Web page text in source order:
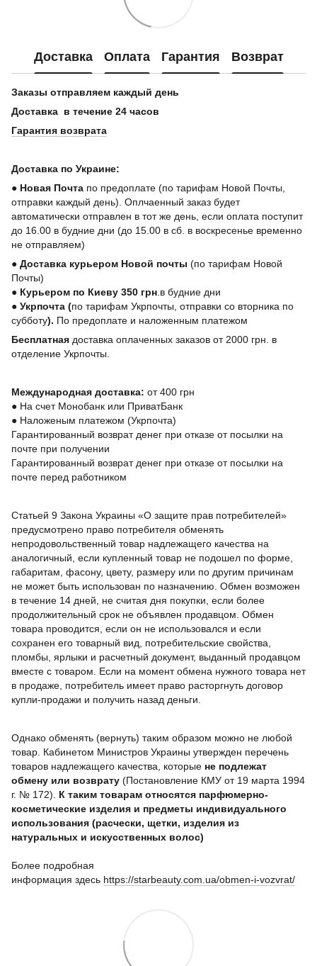
Доставка Оплата Гарантия Возврат
Заказы отправляем каждый день
Доставка в течение 24 часов
Гарантия возврата
Доставка по Украине:
● Новая Почта по предоплате (по тарифам Новой Почты,
отправки каждый день). Оплчаенный заказ будет
автоматически отправлен в тот же день, если оплата поступит
до 16.00 в будние дни (до 15.00 в сб. в воскресенье временно
не отправляем)
● Доставка курьером Новой почты (по тарифам Новой
Почты)
● Курьером по Киеву 350 грн .в будние дни
● Укрпочта (по тарифам Укрпочты, отправки со вторника по
субботу). По предоплате и наложенным платежом
Бесплатная доставка оплаченных заказов от 2000 грн. в
отделение Укрпочты.
Международная доставка: от 400 грн
● На счет Монобанк или ПриватБанк
● Наложеным платежом (Укрпочта)
Гарантированный возврат денег при отказе от посылки на
почте при получении
Гарантированный возврат денег при отказе от посылки на
почте перед работником
Статьей 9 Закона Украины «О защите прав потребителей»
предусмотрено право потребителя обменять
непродовольственный товар надлежащего качества на
аналогичный, если купленный товар не подошел по форме,
габаритам, фасону, цвету, размеру или по другим причинам
не может быть использован по назначению. Обмен возможен
в течение 14 дней, не считая дня покупки, если более
продолжительный срок не объявлен продавцом. Обмен
товара проводится, если он не использовался и если
сохранен его товарный вид, потребительские свойства,
пломбы, ярлыки и расчетный документ, выданный продавцом
вместе с товаром. Если на момент обмена нужного товара нет
в продаже, потребитель имеет право расторгнуть договор
купли-продажи и получить назад деньги.
Однако обменять (вернуть) таким образом можно не любой
товар. Кабинетом Министров Украины утвержден перечень
товаров надлежащего качества, которые не подлежат
обмену или возврату (Постановление КМУ от 19 марта 1994
г. № 172). К таким товарам относятся парфюмерно-
косметические изделия и предметы индивидуального
использования (расчески, щетки, изделия из
натуральных и искусственных волос)
Более подробная
информация здесь https://starbeauty.com.ua/obmen-i-vozvrat/